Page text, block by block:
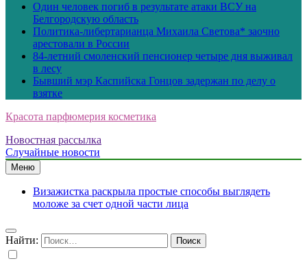
Один человек погиб в результате атаки ВСУ на
Белгородскую область
Политика-либертарианца Михаила Светова* заочно
арестовали в России
84-летний смоленский пенсионер четыре дня выживал
в лесу
Бывший мэр Каспийска Гонцов задержан по делу о
взятке
Красота парфюмерия косметика
Новостная рассылка
Случайные новости
Меню
Визажистка раскрыла простые способы выглядеть
моложе за счет одной части лица
Найти: